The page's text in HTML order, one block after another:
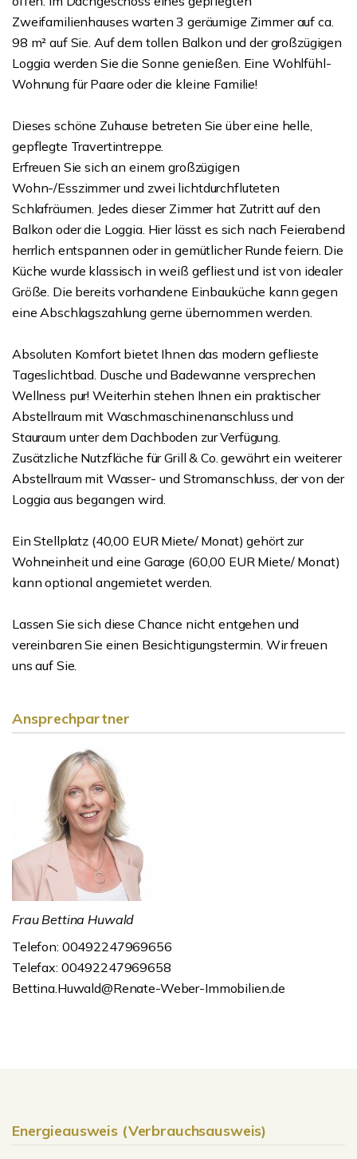
Zweifamilienhauses warten 3 geräumige Zimmer auf ca.
98 m² auf Sie. Auf dem tollen Balkon und der großzügigen
Loggia werden Sie die Sonne genießen. Eine Wohlfühl-
Wohnung für Paare oder die kleine Familie!
Dieses schöne Zuhause betreten Sie über eine helle,
gepflegte Travertintreppe.
Erfreuen Sie sich an einem großzügigen
Wohn-/Esszimmer und zwei lichtdurchfluteten
Schlafräumen. Jedes dieser Zimmer hat Zutritt auf den
Balkon oder die Loggia. Hier lässt es sich nach Feierabend
herrlich entspannen oder in gemütlicher Runde feiern. Die
Küche wurde klassisch in weiß gefliest und ist von idealer
Größe. Die bereits vorhandene Einbauküche kann gegen
eine Abschlagszahlung gerne übernommen werden.
Absoluten Komfort bietet Ihnen das modern geflieste
Tageslichtbad. Dusche und Badewanne versprechen
Wellness pur! Weiterhin stehen Ihnen ein praktischer
Abstellraum mit Waschmaschinenanschluss und
Stauraum unter dem Dachboden zur Verfügung.
Zusätzliche Nutzfläche für Grill & Co. gewährt ein weiterer
Abstellraum mit Wasser- und Stromanschluss, der von der
Loggia aus begangen wird.
Ein Stellplatz (40,00 EUR Miete/ Monat) gehört zur
Wohneinheit und eine Garage (60,00 EUR Miete/ Monat)
kann optional angemietet werden.
Lassen Sie sich diese Chance nicht entgehen und
vereinbaren Sie einen Besichtigungstermin. Wir freuen
uns auf Sie.
Ansprechpartner
Frau Bettina Huwald
Telefon: 00492247969656
Telefax: 00492247969658
Bettina.Huwald@Renate-Weber-Immobilien.de
Energieausweis (Verbrauchsausweis)